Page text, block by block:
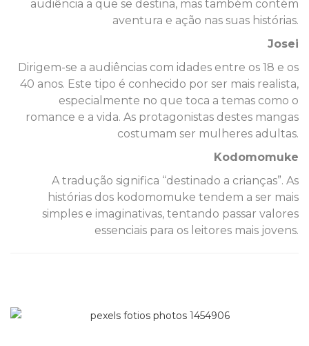
audiência a que se destina, mas também contém
aventura e ação nas suas histórias.
Josei
Dirigem-se a audiências com idades entre os 18 e os
40 anos. Este tipo é conhecido por ser mais realista,
especialmente no que toca a temas como o
romance e a vida. As protagonistas destes mangas
costumam ser mulheres adultas.
Kodomomuke
A tradução significa “destinado a crianças”. As
histórias dos kodomomuke tendem a ser mais
simples e imaginativas, tentando passar valores
essenciais para os leitores mais jovens.